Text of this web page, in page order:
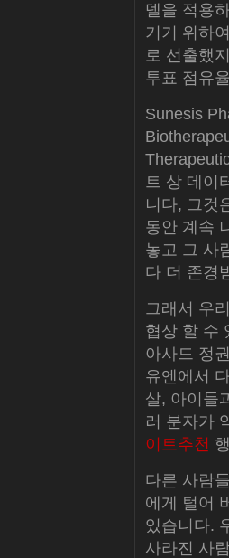
델을 적용
기기 위하
로 선출했
투표 점유
Sunesis
트 상 데이
니다, 그것
동안 계속
놓고 그 사
다 더 존경
그래서 우
협상 할 수
아사드 정
유엔에서
살, 아이들
러 분자가
이트추천
다른 사람
에게 털어
있습니다.
사라진 사